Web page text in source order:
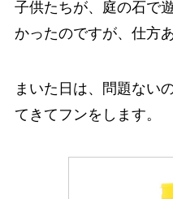
子供たちが、庭の石で
かったのですが、仕方
まいた日は、問題ない
てきてフンをします。